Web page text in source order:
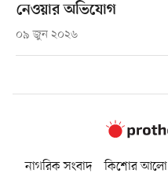
নেওয়ার অভিযোগ
০৯ জুন ২০২৬
নাগরিক সংবাদ কিশোর আলো